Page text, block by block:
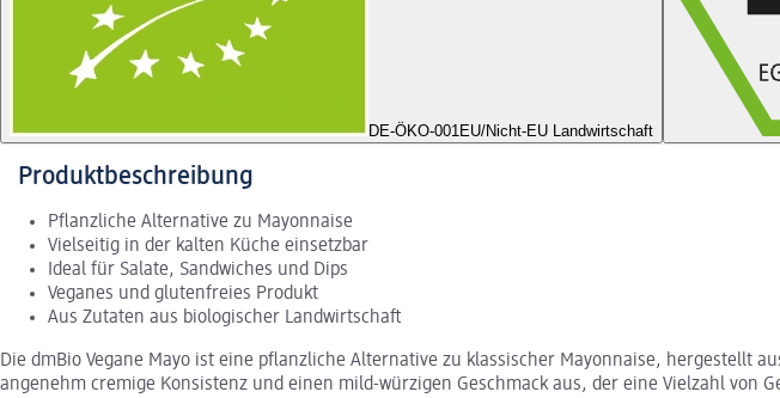
DE-ÖKO-001EU/Nicht-EU Landwirtschaft
Produktbeschreibung
Pflanzliche Alternative zu Mayonnaise
Vielseitig in der kalten Küche einsetzbar
Ideal für Salate, Sandwiches und Dips
Veganes und glutenfreies Produkt
Aus Zutaten aus biologischer Landwirtschaft
Die dmBio Vegane Mayo ist eine pflanzliche Alternative zu klassischer Mayonnaise, hergestellt
angenehm cremige Konsistenz und einen mild-würzigen Geschmack aus, der eine Vielzahl